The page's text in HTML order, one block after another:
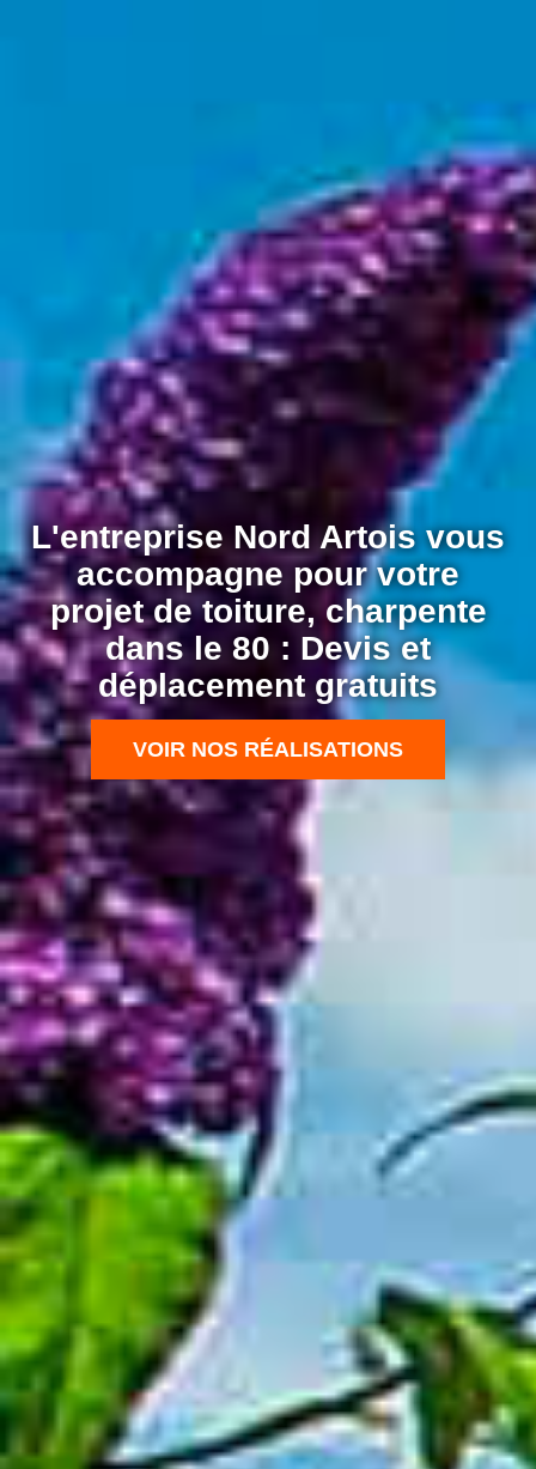
L'entreprise Nord Artois vous
accompagne pour votre
projet de toiture, charpente
dans le 80 : Devis et
déplacement gratuits
VOIR NOS RÉALISATIONS